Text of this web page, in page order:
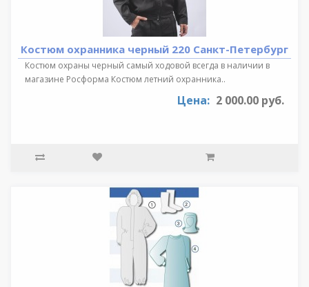
Костюм охранника черный 220 Санкт-Петербург
Костюм охраны черный самый ходовой всегда в наличии в
магазине Росформа Костюм летний охранника..
Цена: 2 000.00 руб.